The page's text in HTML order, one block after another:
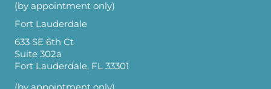
(by appointment only)
Fort Lauderdale
633 SE 6th Ct
Suite 302a
Fort Lauderdale, FL 33301